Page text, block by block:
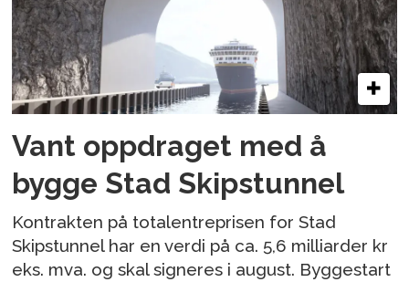
Vant oppdraget med å
bygge Stad Skipstunnel
Kontrakten på totalentreprisen for Stad
Skipstunnel har en verdi på ca. 5,6 milliarder kr
eks. mva. og skal signeres i august. Byggestart